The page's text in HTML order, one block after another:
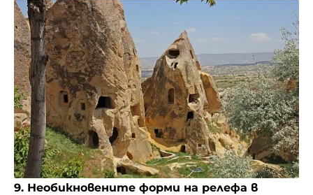
9. Необикновените форми на релефа в